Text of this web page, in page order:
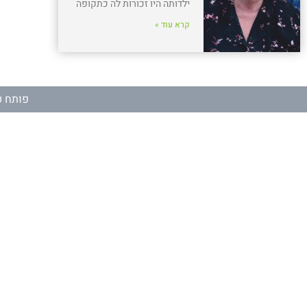
ילדותה היו זכורות לה כתקופה
קרא עוד »
פותח